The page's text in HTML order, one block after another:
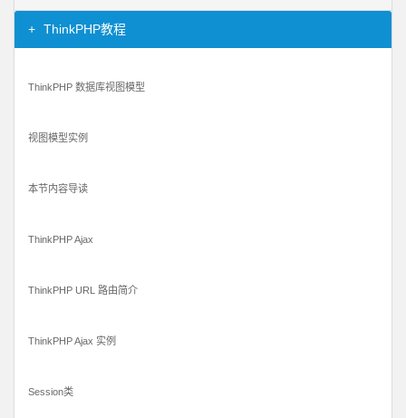
ThinkPHP教程
ThinkPHP 数据库视图模型
视图模型实例
本节内容导读
ThinkPHP Ajax
ThinkPHP URL 路由简介
ThinkPHP Ajax 实例
Session类